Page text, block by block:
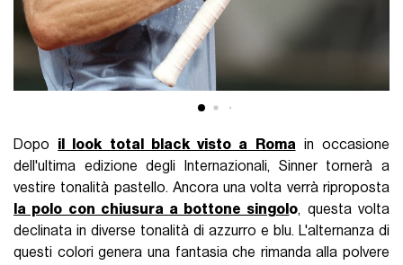
Dopo il look total black visto a Roma in occasione
dell'ultima edizione degli Internazionali, Sinner tornerà a
vestire tonalità pastello. Ancora una volta verrà riproposta
la polo con chiusura a bottone singol o, questa volta
declinata in diverse tonalità di azzurro e blu. L'alternanza di
questi colori genera una fantasia che rimanda alla polvere